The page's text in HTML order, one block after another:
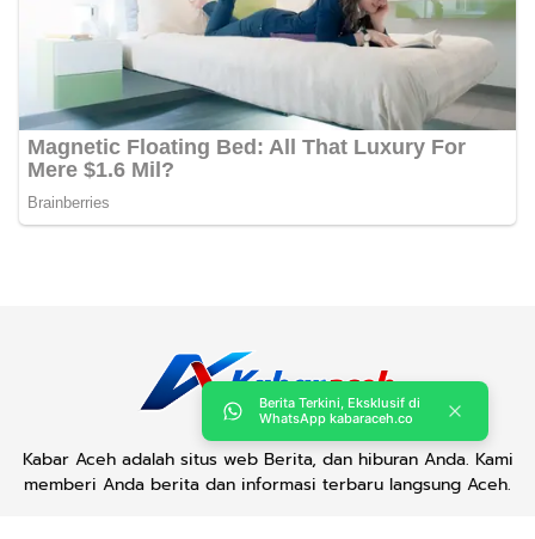
Kabar Aceh adalah situs web Berita, dan hiburan Anda. Kami
memberi Anda berita dan informasi terbaru langsung Aceh.
Berita Terkini, Eksklusif di
WhatsApp kabaraceh.co